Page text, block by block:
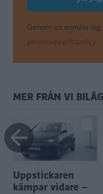
Genom att anmäla
personuppgiftspolicy.
MER FRÅN VI
Uppstickaren
kämpar vidare –